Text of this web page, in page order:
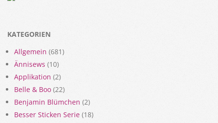
KATEGORIEN
Allgemein (681)
Ännisews (10)
Applikation (2)
Belle & Boo (22)
Benjamin Blümchen (2)
Besser Sticken Serie (18)